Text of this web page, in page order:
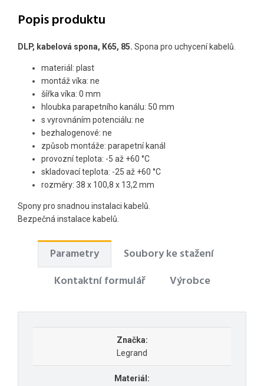
Popis produktu
DLP, kabelová spona, K65, 85. Spona pro uchycení kabelů.
materiál: plast
montáž víka: ne
šířka víka: 0 mm
hloubka parapetního kanálu: 50 mm
s vyrovnáním potenciálu: ne
bezhalogenové: ne
způsob montáže: parapetní kanál
provozní teplota: -5 až +60 °C
skladovací teplota: -25 až +60 °C
rozměry: 38 x 100,8 x 13,2 mm
Spony pro snadnou instalaci kabelů.
Bezpečná instalace kabelů.
Parametry
Soubory ke stažení
Kontaktní formulář
Výrobce
Značka:
Legrand
Materiál: